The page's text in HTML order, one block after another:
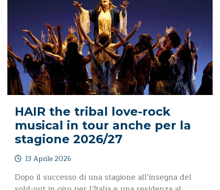
HAIR the tribal love-rock
musical in tour anche per la
stagione 2026/27
13 Aprile 2026
Dopo il successo di una stagione all’insegna del